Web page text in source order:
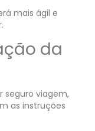
mais ágil e
da
seguro viagem,
as instruções